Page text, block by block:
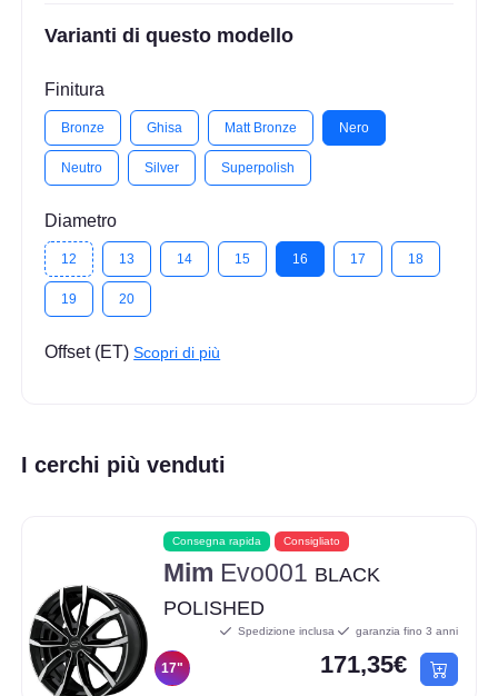
Varianti di questo modello
Finitura
Bronze Ghisa Matt Bronze Nero
Neutro Silver Superpolish
Diametro
12 13 14 15 16 17 18
19 20
Offset (ET)Scopri di più
I cerchi più venduti
Consegna rapida Consigliato
Mim Evo001 BLACK
POLISHED
17"
Spedizione inclusa garanzia fino 3 anni
171,35€